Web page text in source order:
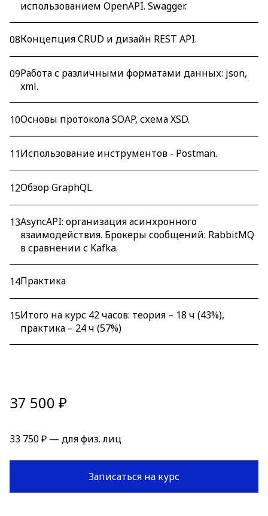
использованием OpenAPI. Swagger.
08Концепция CRUD и дизайн REST API.
09Работа с различными форматами данных: json,
xml.
10Основы протокола SOAP, схема XSD.
11Использование инструментов - Postman.
12Обзор GraphQL.
13AsyncAPI: организация асинхронного
взаимодействия. Брокеры сообщений: RabbitMQ
в сравнении с Kafka.
14Практика
15Итого на курс 42 часов: теория – 18 ч (43%),
практика – 24 ч (57%)
37 500 ₽
33 750 ₽ — для физ. лиц
Записаться на курс